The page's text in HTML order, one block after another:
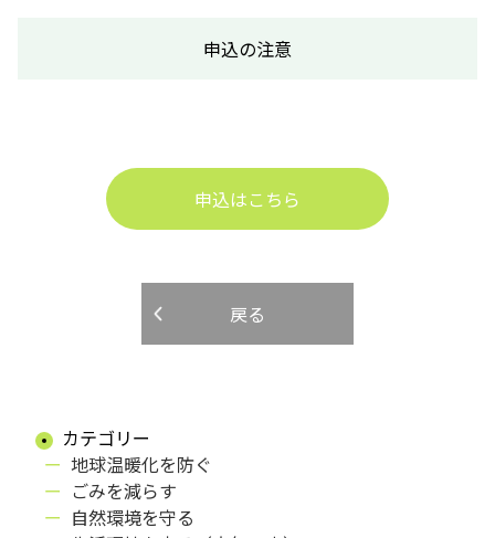
申込の注意
申込はこちら
戻る
カテゴリー
地球温暖化を防ぐ
ごみを減らす
自然環境を守る